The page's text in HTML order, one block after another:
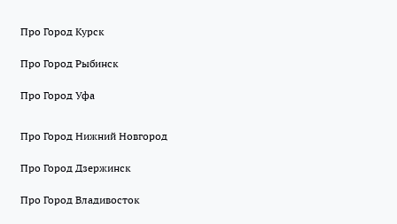
Про Город Курск
Про Город Рыбинск
Про Город Уфа
Про Город Нижний Новгород
Про Город Дзержинск
Про Город Владивосток